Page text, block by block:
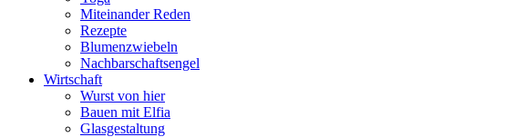
Miteinander Reden
Rezepte
Blumenzwiebeln
Nachbarschaftsengel
Wirtschaft
Wurst von hier
Bauen mit Elfia
Glasgestaltung